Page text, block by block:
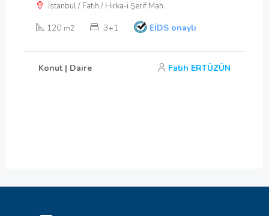
İstanbul / Fatih / Hırka-i Şerif Mah.
120 m2 3+1 EİDS onaylı
Konut | Daire Fatih ERTÜZÜN